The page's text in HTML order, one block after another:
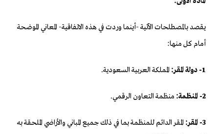
يقصد بالمصطلحات الآتية -أينما وردت في هذه الاتفاقية- المعاني الموضحة
أمام كل منها:
1- دولة المقر: المملكة العربية السعودية.
2- المنظمة: منظمة التعاون الرقمي.
3- المقر:
المقر الدائم للمنظمة بما في ذلك جميع المباني والأراضي الملحقة به